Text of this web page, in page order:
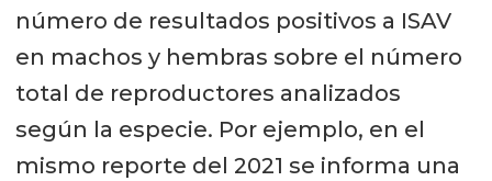
número de resultados positivos a ISAV
en machos y hembras sobre el número
total de reproductores analizados
según la especie. Por ejemplo, en el
mismo reporte del 2021 se informa una